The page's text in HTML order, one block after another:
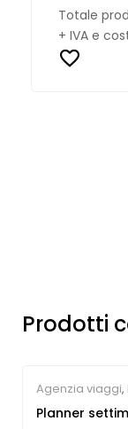
Totale
+ IVA e
Prodotti
Agenzia viaggi,
notes Agende e
Planner